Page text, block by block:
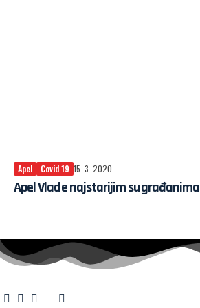
Apel Covid 19 15. 3. 2020.
Apel Vlade najstarijim sugrađanima